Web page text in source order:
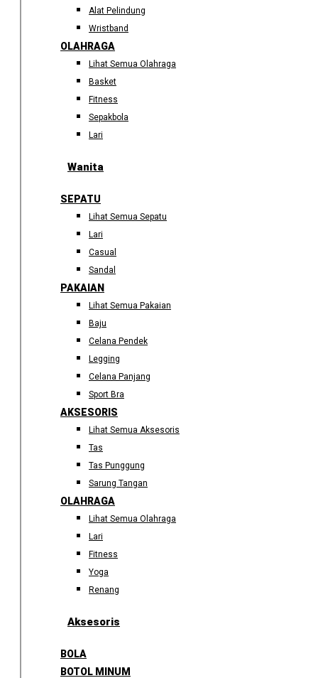
Alat Pelindung
Wristband
OLAHRAGA
Lihat Semua Olahraga
Basket
Fitness
Sepakbola
Lari
Wanita
SEPATU
Lihat Semua Sepatu
Lari
Casual
Sandal
PAKAIAN
Lihat Semua Pakaian
Baju
Celana Pendek
Legging
Celana Panjang
Sport Bra
AKSESORIS
Lihat Semua Aksesoris
Tas
Tas Punggung
Sarung Tangan
OLAHRAGA
Lihat Semua Olahraga
Lari
Fitness
Yoga
Renang
Aksesoris
BOLA
BOTOL MINUM